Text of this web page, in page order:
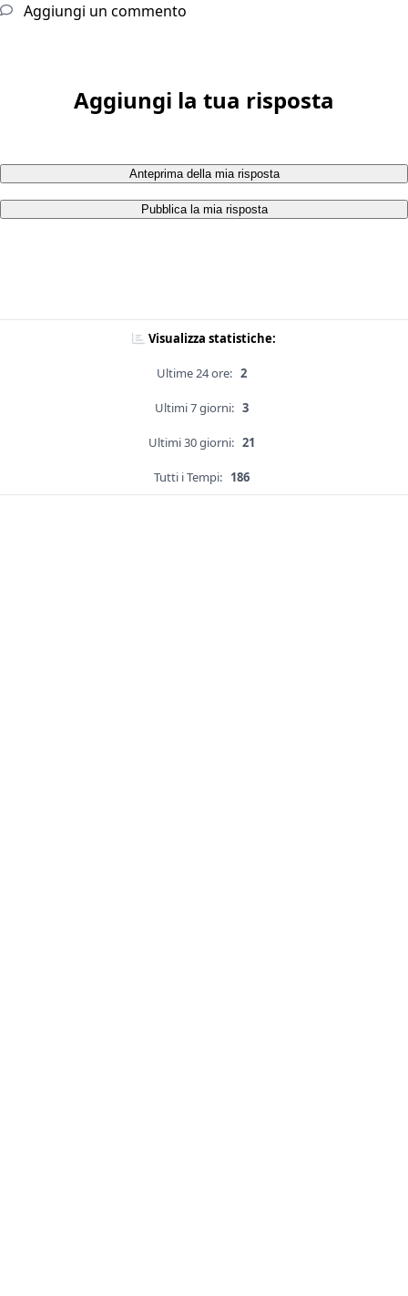
Aggiungi un commento
Aggiungi la tua risposta
Anteprima della mia risposta
Pubblica la mia risposta
Visualizza statistiche:
Ultime 24 ore: 2
Ultimi 7 giorni: 3
Ultimi 30 giorni: 21
Tutti i Tempi: 186